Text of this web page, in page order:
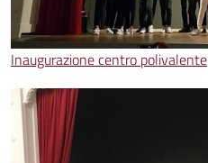
Inaugurazione centro polivalente